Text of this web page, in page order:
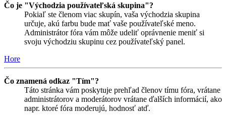
Čo je "Východzia používateľská skupina"?
Pokiaľ ste členom viac skupín, vaša východzia skupina
určuje, akú farbu bude mať vaše používateľské meno.
Administrátor fóra vám môže udeliť oprávnenie meniť si
svoju východziu skupinu cez používateľský panel.
Hore
Čo znamená odkaz "Tím"?
Táto stránka vám poskytuje prehľad členov tímu fóra, vrátane
administrátorov a moderátorov vrátane ďalších informácií, ako
napr. ktoré fóra moderujú, hodnosť atď.